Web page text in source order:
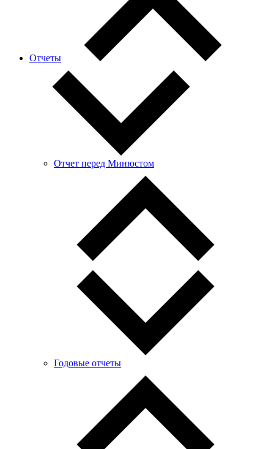
Отчеты
Отчет перед Минюстом
Годовые отчеты